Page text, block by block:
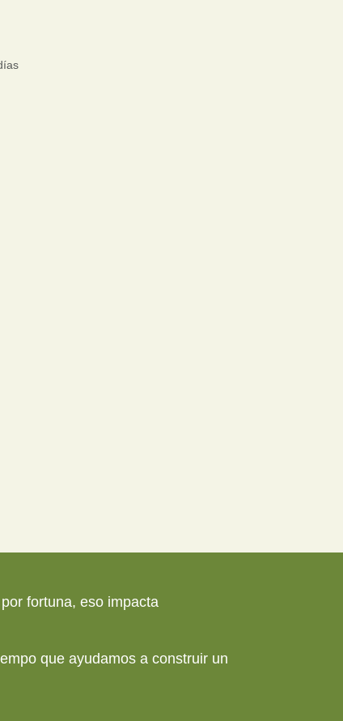
fortuna, eso impacta
que ayudamos a construir un